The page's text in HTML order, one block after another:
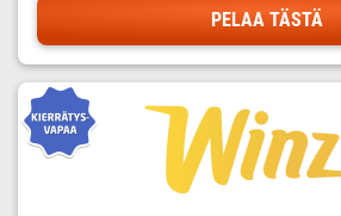
PELAA TÄSTÄ